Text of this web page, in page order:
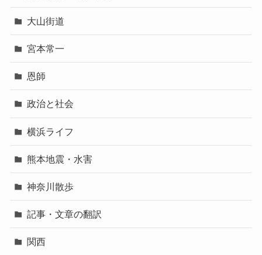
大山街道
宮本常一
恩師
政治と社会
横浜ライフ
熊本地震・水害
神奈川散歩
記事・文章の翻訳
関西